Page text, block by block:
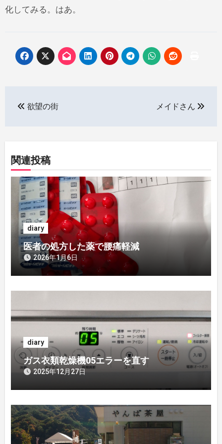
化してみる。はあ。
ビ
ゲ
ー
シ
ョ
ン
欲望の街 メイドさん
関連投稿
diary
医者の処方した薬で腰痛軽減
2026年1月6日
diary
ガス衣類乾燥機05エラーを直す
2025年12月27日